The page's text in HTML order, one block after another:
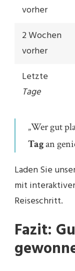
vorher
2 Wochen
vorher
Letzte
Tage
„Wer gut
Tagan
Laden Sie
mit
Reiseschritt.
Fazit: